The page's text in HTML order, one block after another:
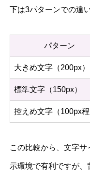
下は3パターンでの違い
パターン
大きめ文字（200px）
標準文字（150px）
控えめ文字（100px程
この比較から、文字
示環境で有利ですが